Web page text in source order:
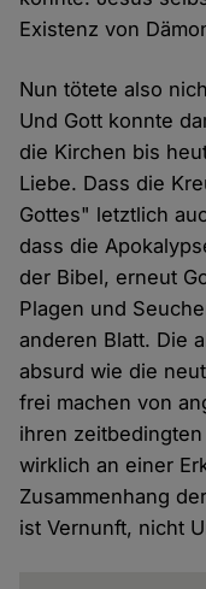
Existenz von
Nun tötete also
Und Gott konnte
die Kirchen bis
Liebe. Dass die
Gottes" letztlich
dass die
der Bibel, erneut
Plagen und
anderen Blatt. Die
absurd wie die
frei machen von
ihren
wirklich an einer
Zusammenhang
ist Vernunft, nicht